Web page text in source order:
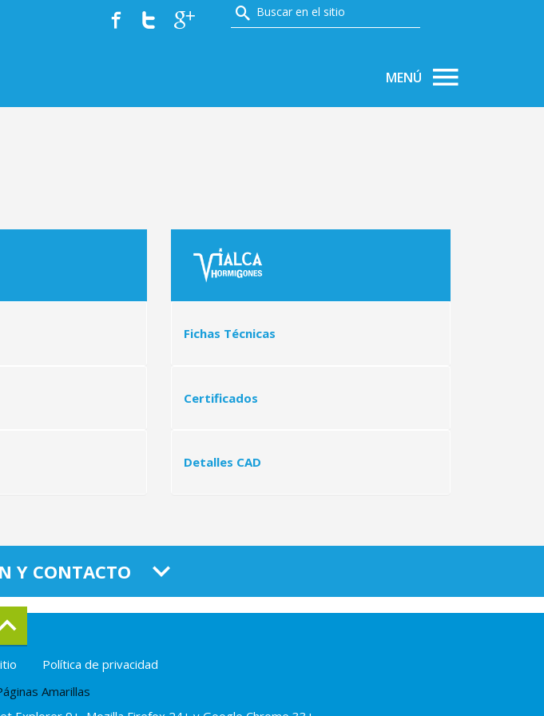
SERVICIOS PRODUCTOS ÁREA TÉCNICA NOTICIAS
22
Fichas Técnicas
Vialca Hormigones "16
Certificados
Detalles CAD
Y CONTACTO
Política de privacidad
Amarillas